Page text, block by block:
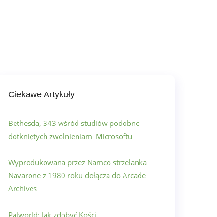
Ciekawe Artykuły
Bethesda, 343 wśród studiów podobno
dotkniętych zwolnieniami Microsoftu
Wyprodukowana przez Namco strzelanka
Navarone z 1980 roku dołącza do Arcade
Archives
Palworld: Jak zdobyć Kości